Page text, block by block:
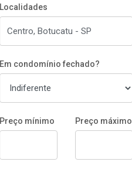
Localidades
Em condomínio fechado?
Preço mínimo Preço máximo